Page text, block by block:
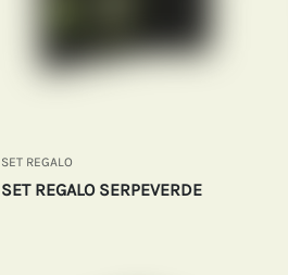
SET REGALO
SET REGALO SERPEVERDE